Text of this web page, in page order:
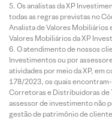
Os analistas da XP
todas as regras previstas no
Analista de Valores Mobiliários
Valores Mobiliários da XP
O atendimento de nossos
Investimentos ou por
atividades por meio da XP, em
178/2023, os quais
Corretoras e Distribuidoras de
assessor de investimento não
gestão de patrimônio de